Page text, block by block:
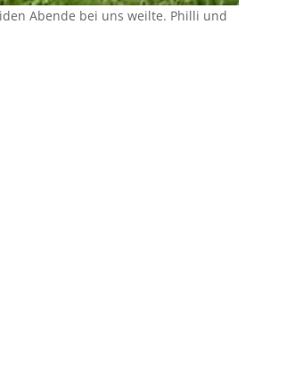
Abende bei uns weilte. Philli und